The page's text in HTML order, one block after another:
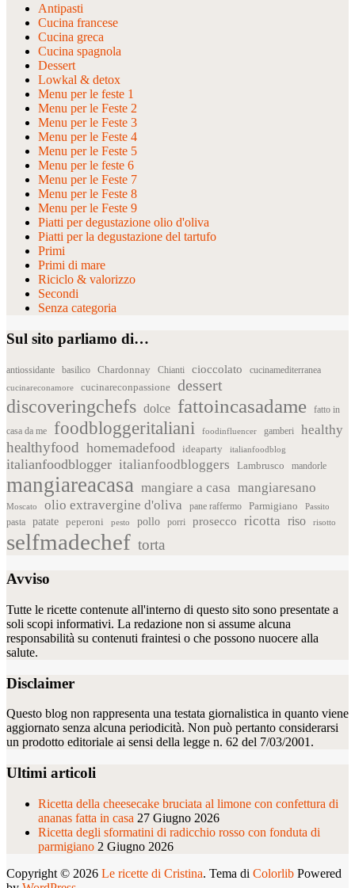
Antipasti
Cucina francese
Cucina greca
Cucina spagnola
Dessert
Lowkal & detox
Menu per le feste 1
Menu per le Feste 2
Menu per le Feste 3
Menu per le Feste 4
Menu per le Feste 5
Menu per le feste 6
Menu per le Feste 7
Menu per le Feste 8
Menu per le Feste 9
Piatti per degustazione olio d'oliva
Piatti per la degustazione del tartufo
Primi
Primi di mare
Riciclo & valorizzo
Secondi
Senza categoria
Sul sito parliamo di…
antiossidante basilico Chardonnay Chianti cioccolato cucinamediterranea
cucinareconamore cucinareconpassione dessert
discoveringchefs dolce fattoincasadame
fatto in
casa da me
foodbloggeritaliani foodinfluencer gamberi healthy
healthyfood homemadefood ideaparty italianfoodblog
italianfoodblogger italianfoodbloggers Lambrusco mandorle
mangiareacasa mangiare a casa mangiaresano
Moscato olio extravergine d'oliva pane raffermo Parmigiano Passito
pasta patate peperoni pesto pollo porri prosecco ricotta riso risotto
selfmadechef torta
Avviso
Tutte le ricette contenute all'interno di questo sito sono presentate a
soli scopi informativi. La redazione non si assume alcuna
responsabilità su contenuti fraintesi o che possono nuocere alla
salute.
Disclaimer
Questo blog non rappresenta una testata giornalistica in quanto viene
aggiornato senza alcuna periodicità. Non può pertanto considerarsi
un prodotto editoriale ai sensi della legge n. 62 del 7/03/2001.
Ultimi articoli
Ricetta della cheesecake bruciata al limone con confettura di
ananas fatta in casa 27 Giugno 2026
Ricetta degli sformatini di radicchio rosso con fonduta di
parmigiano 2 Giugno 2026
Copyright © 2026 Le ricette di Cristina. Tema di Colorlib Powered